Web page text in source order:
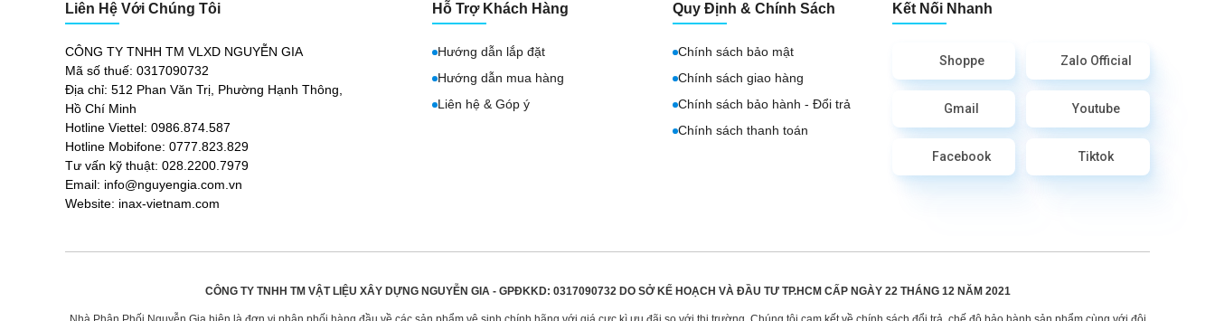
Liên Hệ Với Chúng Tôi
CÔNG TY TNHH TM VLXD NGUYỄN GIA
Mã số thuế: 0317090732
Địa chỉ: 512 Phan Văn Trị, Phường Hạnh Thông,
Hồ Chí Minh
Hotline Viettel: 0986.874.587
Hotline Mobifone: 0777.823.829
Tư vấn kỹ thuật: 028.2200.7979
Email: info@nguyengia.com.vn
Website: inax-vietnam.com
Hỗ Trợ Khách Hàng
Hướng dẫn lắp đặt
Hướng dẫn mua hàng
Liên hệ & Góp ý
Quy Định & Chính Sách
Chính sách bảo mật
Chính sách giao hàng
Chính sách bảo hành - Đổi trả
Chính sách thanh toán
Kết Nối Nhanh
Shoppe Zalo Official
Gmail Youtube
Facebook Tiktok
CÔNG TY TNHH TM VẬT LIỆU XÂY DỰNG NGUYỄN GIA - GPĐKKD: 0317090732 DO SỞ KẾ HOẠCH VÀ ĐẦU TƯ TP.HCM CẤPNGÀY 22 THÁNG 12 NĂM 2021